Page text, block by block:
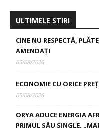
ULTIMELE STIRI
CINE NU RESPECTĂ,
AMENDAȚI
05/08/2026
ECONOMIE CU ORICE
05/08/2026
ORYA ADUCE ENERGIA
PRIMUL SĂU SINGLE,